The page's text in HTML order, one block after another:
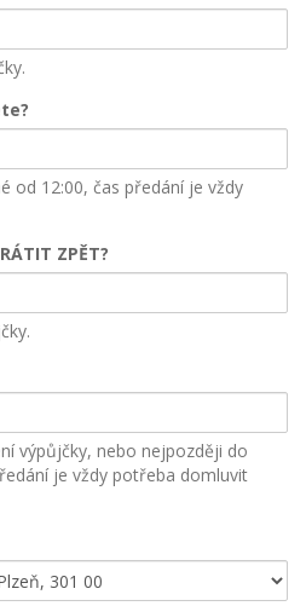
od 12:00, čas předání je vždy
ZPĚT?
výpůjčky, nebo nejpozději do
je vždy potřeba domluvit